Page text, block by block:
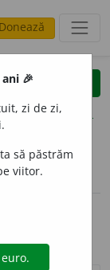
Donează
clear
opțiuni
🎉
zi de zi,
să păstrăm
viitor.